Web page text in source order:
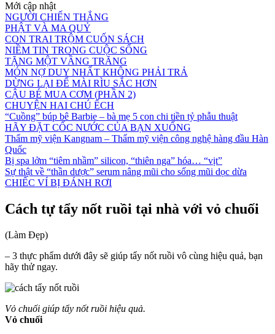
Mới cập nhật
NGƯỜI CHIẾN THẮNG
PHẬT VÀ MA QUỶ
CON TRAI TRỘM CUỐN SÁCH
NIỀM TIN TRONG CUỘC SỐNG
TẶNG MỘT VẦNG TRĂNG
MÓN NỢ DUY NHẤT KHÔNG PHẢI TRẢ
DỪNG LẠI ĐỂ MÀI RÌU SẮC HƠN
CẬU BÉ MUA CƠM (PHẦN 2)
CHUYỆN HAI CHÚ ẾCH
“Cuồng” búp bê Barbie – bà mẹ 5 con chi tiền tỷ phẫu thuật
HÃY ĐẶT CỐC NƯỚC CỦA BẠN XUỐNG
Thẩm mỹ viện Kangnam – Thẩm mỹ viện công nghệ hàng đầu Hàn
Quốc
Bị spa lởm “tiêm nhầm” silicon, “thiên nga” hóa… “vịt”
Sự thật về “thần dược” serum nâng mũi cho sống mũi dọc dừa
CHIẾC VÍ BỊ ĐÁNH RƠI
Cách tự tẩy nốt ruồi tại nhà với vỏ chuối
(Làm Đẹp)
– 3 thực phẩm dưới đây sẽ giúp tẩy nốt ruồi vô cùng hiệu quả, bạn
hãy thử ngay.
Vỏ chuối giúp tẩy nốt ruồi hiệu quả.
Vỏ chuối